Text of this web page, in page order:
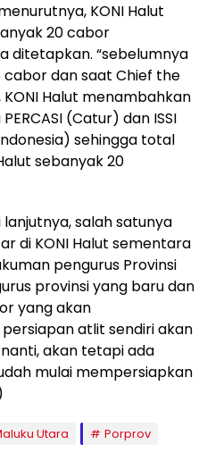
KONI Halut
20 cabor
ditetapkan. “sebelumnya
cabor dan saat Chief the
KONI Halut menambahkan
(Catur) dan ISSI
sehingga total
sebanyak 20
salah satunya
di KONI Halut sementara
pengurus Provinsi
provinsi yang baru dan
yang akan
atlit sendiri akan
akan tetapi ada
mulai mempersiapkan
Utara Porprov